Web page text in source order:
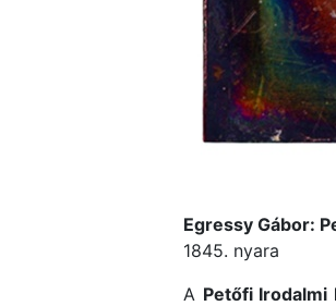
Egressy Gábor:
1845. nyara
A Petőfi Irodalmi